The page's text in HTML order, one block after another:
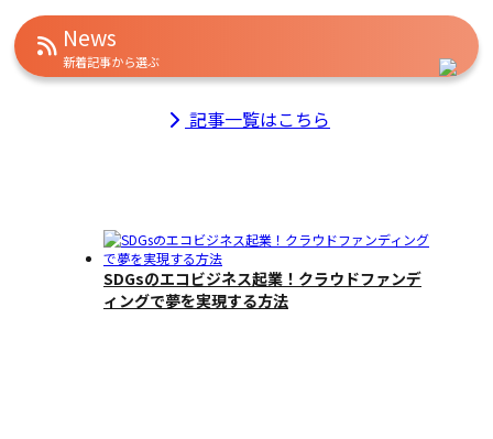
News
新着記事から選ぶ
記事一覧はこちら
SDGsのエコビジネス起業！クラウドファンデ
ィングで夢を実現する方法